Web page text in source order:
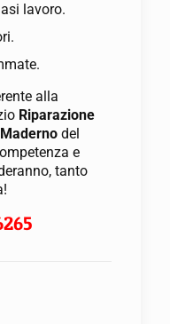
lavoro.
alla
Riparazione
del
e
tanto